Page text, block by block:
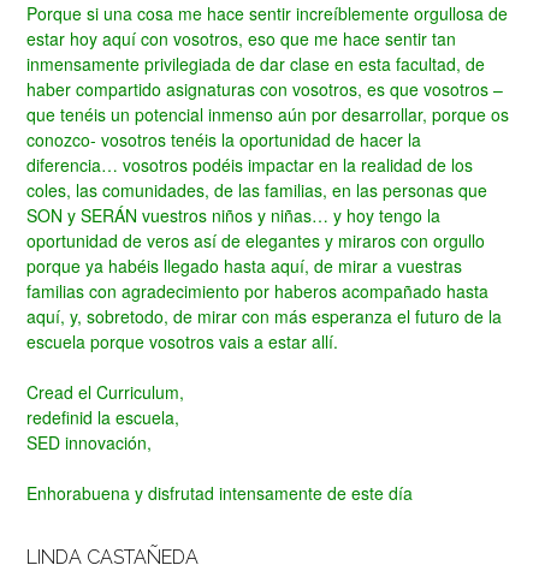
Porque si una cosa me hace sentir increíblemente orgullosa de
estar hoy aquí con vosotros, eso que me hace sentir tan
inmensamente privilegiada de dar clase en esta facultad, de
haber compartido asignaturas con vosotros, es que vosotros –
que tenéis un potencial inmenso aún por desarrollar, porque os
conozco- vosotros tenéis la oportunidad de hacer la
diferencia… vosotros podéis impactar en la realidad de los
coles, las comunidades, de las familias, en las personas que
SON y SERÁN vuestros niños y niñas… y hoy tengo la
oportunidad de veros así de elegantes y miraros con orgullo
porque ya habéis llegado hasta aquí, de mirar a vuestras
familias con agradecimiento por haberos acompañado hasta
aquí, y, sobretodo, de mirar con más esperanza el futuro de la
escuela porque vosotros vais a estar allí.
Cread el Curriculum,
redefinid la escuela,
SED innovación,
Enhorabuena y disfrutad intensamente de este día
LINDA CASTAÑEDA